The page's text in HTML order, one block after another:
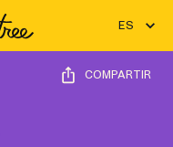
ES
COMPARTIR